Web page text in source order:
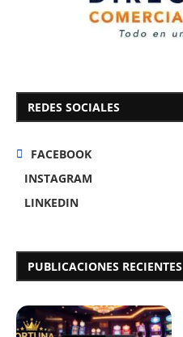
REDES SOCIALES
FACEBOOK
INSTAGRAM
LINKEDIN
PUBLICACIONES RECIENTES